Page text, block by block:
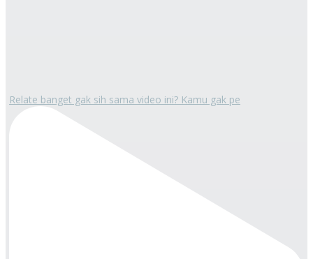
Relate banget gak sih sama video ini? Kamu gak pe